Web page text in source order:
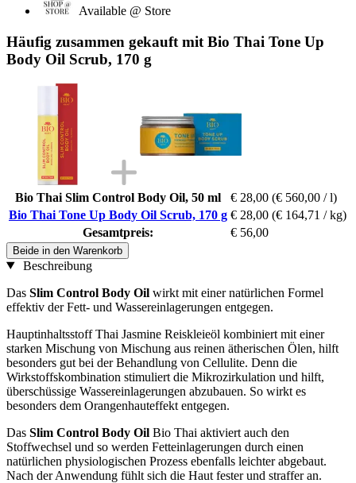
Available @ Store
Häufig zusammen gekauft mit Bio Thai Tone Up
Body Oil Scrub, 170 g
Bio Thai Slim Control Body Oil, 50 ml € 28,00 (€ 560,00 / l)
Bio Thai Tone Up Body Oil Scrub, 170 g € 28,00 (€ 164,71 / kg)
Gesamtpreis:
€ 56,00
Beide in den Warenkorb
Beschreibung
Das Slim Control Body Oil wirkt mit einer natürlichen Formel
effektiv der Fett- und Wassereinlagerungen entgegen.
Hauptinhaltsstoff Thai Jasmine Reiskleieöl kombiniert mit einer
starken Mischung von Mischung aus reinen ätherischen Ölen, hilft
besonders gut bei der Behandlung von Cellulite. Denn die
Wirkstoffskombination stimuliert die Mikrozirkulation und hilft,
überschüssige Wassereinlagerungen abzubauen. So wirkt es
besonders dem Orangenhauteffekt entgegen.
Das Slim Control Body Oil Bio Thai aktiviert auch den
Stoffwechsel und so werden Fetteinlagerungen durch einen
natürlichen physiologischen Prozess ebenfalls leichter abgebaut.
Nach der Anwendung fühlt sich die Haut fester und straffer an.